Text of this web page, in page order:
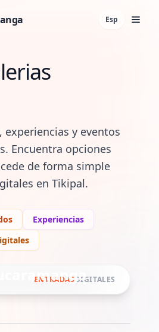
Esp
experiencias y eventos
. Encuentra opciones
de forma simple
en Tikipal.
Experiencias
experiencias
ENTRADAS DIGITALES